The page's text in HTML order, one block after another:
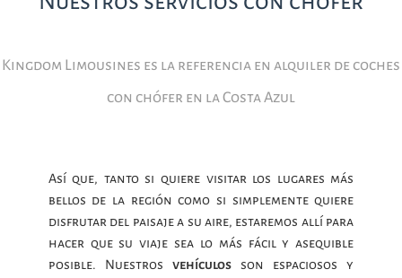
Kingdom Limousines es la referencia en alquiler de coches
con chófer en la Costa Azul
Así que, tanto si quiere visitar los lugares más
bellos de la región como si simplemente quiere
disfrutar del paisaje a su aire, estaremos allí para
hacer que su viaje sea lo más fácil y asequible
posible. Nuestros vehículosson espaciosos y